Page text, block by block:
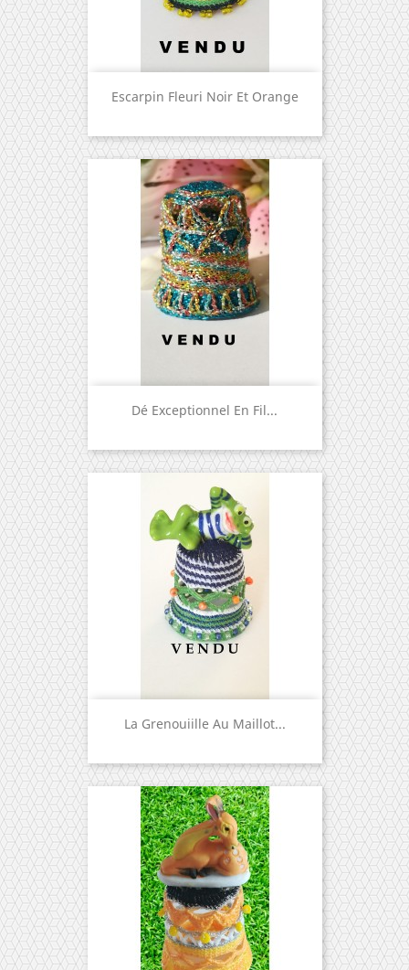
Escarpin Fleuri Noir Et Orange
Dé Exceptionnel En Fil...
La Grenouiille Au Maillot...